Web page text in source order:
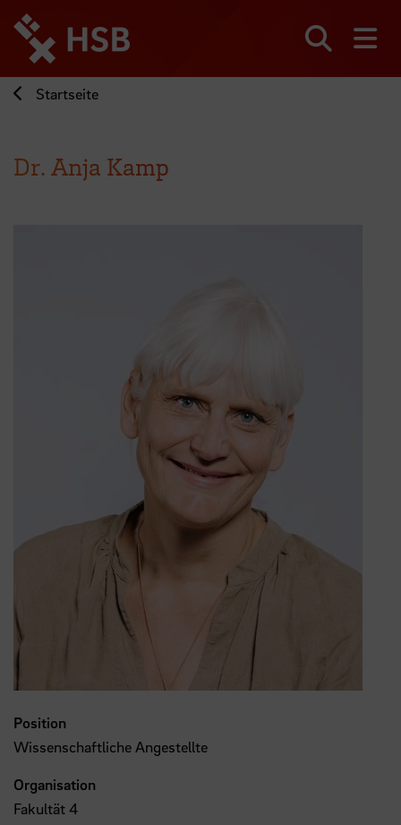
zum
Seiteninhalt
springen
Startseite
Dr. Anja Kamp
Position
Wissenschaftliche Angestellte
Organisation
Fakultät 4